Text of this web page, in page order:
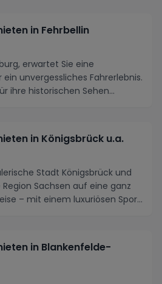
in Fehrbellin
erwartet Sie eine
unvergessliches Fahrerlebnis.
ihre historischen Sehen...
in Königsbrück u.a.
Stadt Königsbrück und
Sachsen auf eine ganz
– mit einem luxuriösen Spor...
in Blankenfelde-